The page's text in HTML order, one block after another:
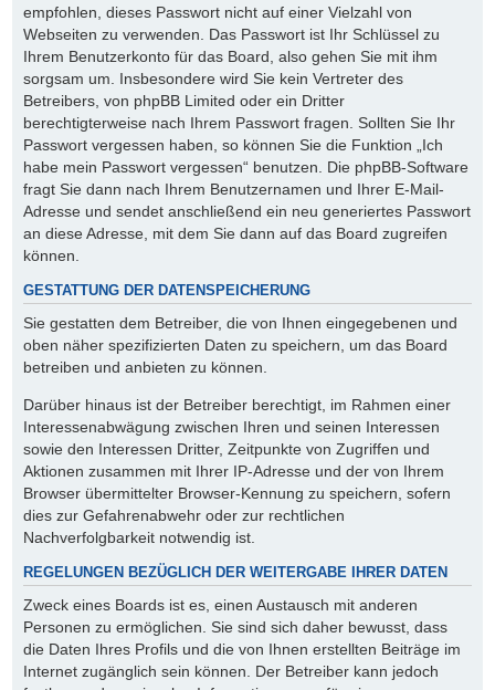
empfohlen, dieses Passwort nicht auf einer Vielzahl von
Webseiten zu verwenden. Das Passwort ist Ihr Schlüssel zu
Ihrem Benutzerkonto für das Board, also gehen Sie mit ihm
sorgsam um. Insbesondere wird Sie kein Vertreter des
Betreibers, von phpBB Limited oder ein Dritter
berechtigterweise nach Ihrem Passwort fragen. Sollten Sie Ihr
Passwort vergessen haben, so können Sie die Funktion „Ich
habe mein Passwort vergessen“ benutzen. Die phpBB-Software
fragt Sie dann nach Ihrem Benutzernamen und Ihrer E-Mail-
Adresse und sendet anschließend ein neu generiertes Passwort
an diese Adresse, mit dem Sie dann auf das Board zugreifen
können.
GESTATTUNG DER DATENSPEICHERUNG
Sie gestatten dem Betreiber, die von Ihnen eingegebenen und
oben näher spezifizierten Daten zu speichern, um das Board
betreiben und anbieten zu können.
Darüber hinaus ist der Betreiber berechtigt, im Rahmen einer
Interessenabwägung zwischen Ihren und seinen Interessen
sowie den Interessen Dritter, Zeitpunkte von Zugriffen und
Aktionen zusammen mit Ihrer IP-Adresse und der von Ihrem
Browser übermittelter Browser-Kennung zu speichern, sofern
dies zur Gefahrenabwehr oder zur rechtlichen
Nachverfolgbarkeit notwendig ist.
REGELUNGEN BEZÜGLICH DER WEITERGABE IHRER DATEN
Zweck eines Boards ist es, einen Austausch mit anderen
Personen zu ermöglichen. Sie sind sich daher bewusst, dass
die Daten Ihres Profils und die von Ihnen erstellten Beiträge im
Internet zugänglich sein können. Der Betreiber kann jedoch